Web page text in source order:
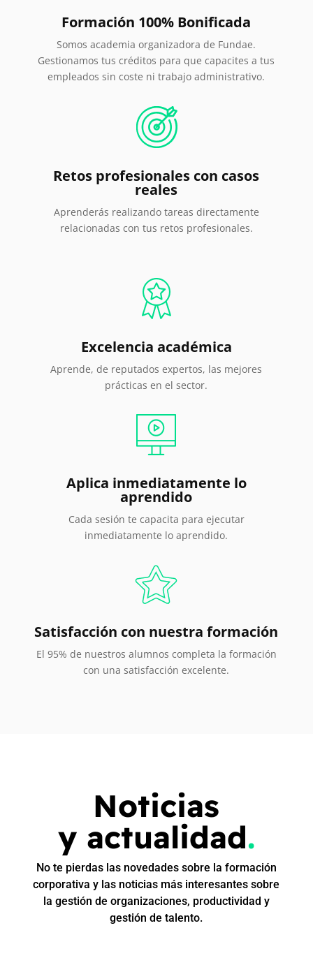
Formación 100% Bonificada
Somos academia organizadora de Fundae.
Gestionamos tus créditos para que capacites a tus
empleados sin coste ni trabajo administrativo.
Retos profesionales con casos
reales
Aprenderás realizando tareas directamente
relacionadas con tus retos profesionales.
Excelencia académica
Aprende, de reputados expertos, las mejores
prácticas en el sector.
Aplica inmediatamente lo
aprendido
Cada sesión te capacita para ejecutar
inmediatamente lo aprendido.
Satisfacción con nuestra formación
El 95% de nuestros alumnos completa la formación
con una satisfacción excelente.
Noticias
y actualidad.
No te pierdas las novedades sobre la formación
corporativa y las noticias más interesantes sobre
la gestión de organizaciones, productividad y
gestión de talento.